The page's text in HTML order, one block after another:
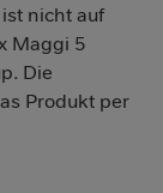
nicht auf
Maggi 5
Die
Produkt per